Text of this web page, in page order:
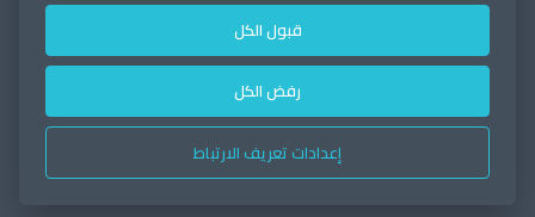
الشروط والأحكام
سياسة ملفات الارتباط
تنبيه من الاحتيال
محفوظة
قبول الكل
رفض الكل
إعدادات تعريف الارتباط